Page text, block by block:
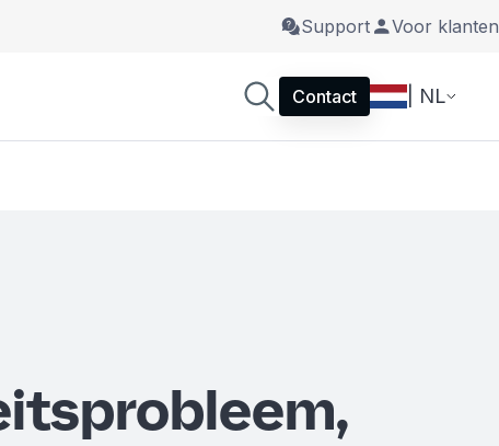
Support Voor klanten
Contact | NL